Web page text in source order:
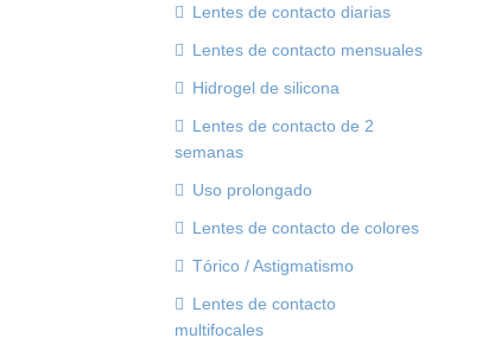
Lentes de contacto diarias
Lentes de contacto mensuales
Hidrogel de silicona
Lentes de contacto de 2
semanas
Uso prolongado
Lentes de contacto de colores
Tórico / Astigmatismo
Lentes de contacto
multifocales